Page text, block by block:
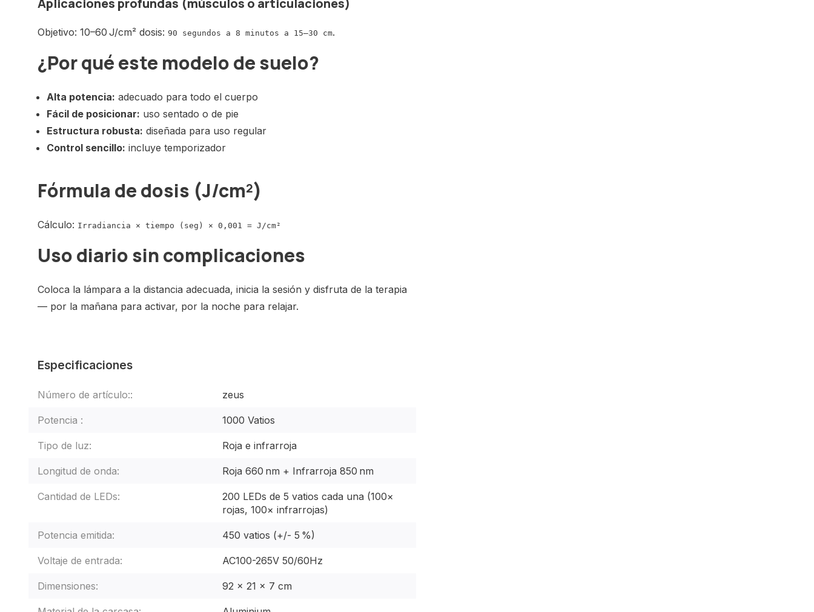
Aplicaciones profundas (músculos o articulaciones)
Objetivo: 10–60 J/cm² dosis: 90 segundos a 8 minutos a 15–30 cm.
¿Por qué este modelo de suelo?
Alta potencia: adecuado para todo el cuerpo
Fácil de posicionar: uso sentado o de pie
Estructura robusta: diseñada para uso regular
Control sencillo: incluye temporizador
Fórmula de dosis (J/cm²)
Cálculo: Irradiancia × tiempo (seg) × 0,001 = J/cm²
Uso diario sin complicaciones
Coloca la lámpara a la distancia adecuada, inicia la sesión y disfruta de la terapia
— por la mañana para activar, por la noche para relajar.
Especificaciones
Número de artículo:: zeus
Potencia : 1000 Vatios
Tipo de luz: Roja e infrarroja
Longitud de onda: Roja 660 nm + Infrarroja 850 nm
Cantidad de LEDs:
200 LEDs de 5 vatios cada una (100×
rojas, 100× infrarrojas)
Potencia emitida: 450 vatios (+/- 5 %)
Voltaje de entrada: AC100-265V 50/60Hz
Dimensiones: 92 x 21 x 7 cm